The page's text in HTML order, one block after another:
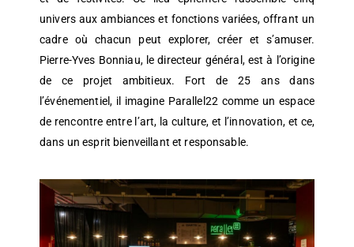
univers aux ambiances et fonctions variées, offrant un
cadre où chacun peut explorer, créer et s’amuser.
Pierre-Yves Bonniau, le directeur général, est à l’origine
de ce projet ambitieux. Fort de 25 ans dans
l’événementiel, il imagine Parallel22 comme un espace
de rencontre entre l’art, la culture, et l’innovation, et ce,
dans un esprit bienveillant et responsable.